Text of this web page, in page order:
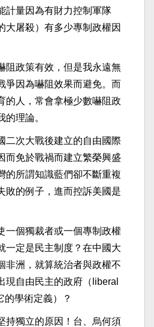
計量因為有財力控制軍隊
大屠殺）有多少專制政權因
阻政策有效，但是我永遠無
爭因為嚇阻效果而避免。而
的人，常會拿極少數嚇阻政
理論。
二次大戰後建立的自由國際
而免於戰禍而建立繁榮興盛
的所謂知識藍們卻不斷重複
敗的例子，進而控訴美國是
一個獨裁者或一個專制政權
一定是民主制度？在中國大
非洲，就算統治者與政權不
現自由民主的政府（liberal
的學術定義）？
持獨立的原因！台、烏何須